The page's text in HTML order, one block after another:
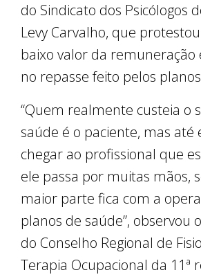
do Sindicato dos Psicólogos
Levy Carvalho, que
baixo valor da remuneração
no repasse feito pelos
“Quem realmente custeia o
saúde é o paciente, mas até
chegar ao profissional que
ele passa por muitas mãos,
maior parte fica com a
planos de saúde”, observou
do Conselho Regional de
Terapia Ocupacional da 11ª